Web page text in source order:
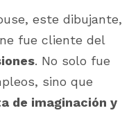
este dibujante,
fue cliente del
. No solo fue
sino que
de imaginación y